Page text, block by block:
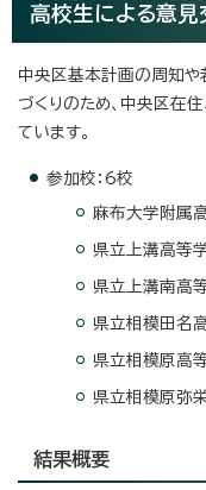
高校生による意見
中央区基本計画の周知や
づくりのため、中央区在
ています。
参加校：6校
麻布大学附属
県立上溝高等
県立上溝南高
県立相模田名
県立相模原高
県立相模原弥
結果概要